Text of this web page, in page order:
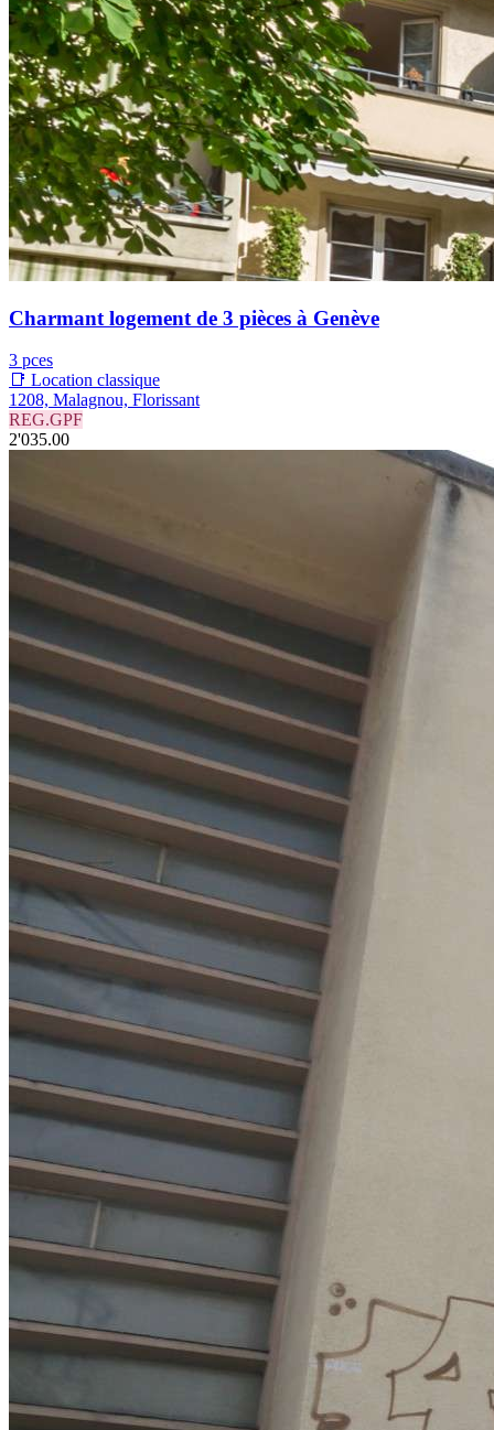
Charmant logement de 3 pièces à Genève
3 pces
📑 Location classique
1208, Malagnou, Florissant
REG.GPF
2'035.00